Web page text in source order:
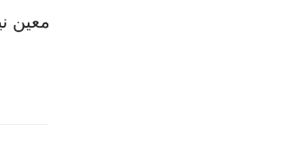
جز به حق و (برای) مدتی معین